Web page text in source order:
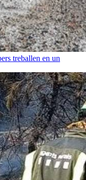
treballen en un